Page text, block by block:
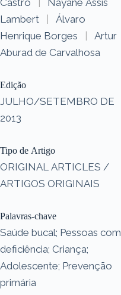
Lambert
|
Álvaro
Henrique Borges
|
Artur
Aburad de Carvalhosa
Edição
JULHO/SETEMBRO DE
2013
Tipo de Artigo
ORIGINAL ARTICLES /
ARTIGOS ORIGINAIS
Palavras-chave
Saúde bucal; Pessoas com
deficiência; Criança;
Adolescente; Prevenção
primária